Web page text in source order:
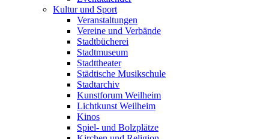
Kultur und Sport
Veranstaltungen
Vereine und Verbände
Stadtbücherei
Stadtmuseum
Stadttheater
Städtische Musikschule
Stadtarchiv
Kunstforum Weilheim
Lichtkunst Weilheim
Kinos
Spiel- und Bolzplätze